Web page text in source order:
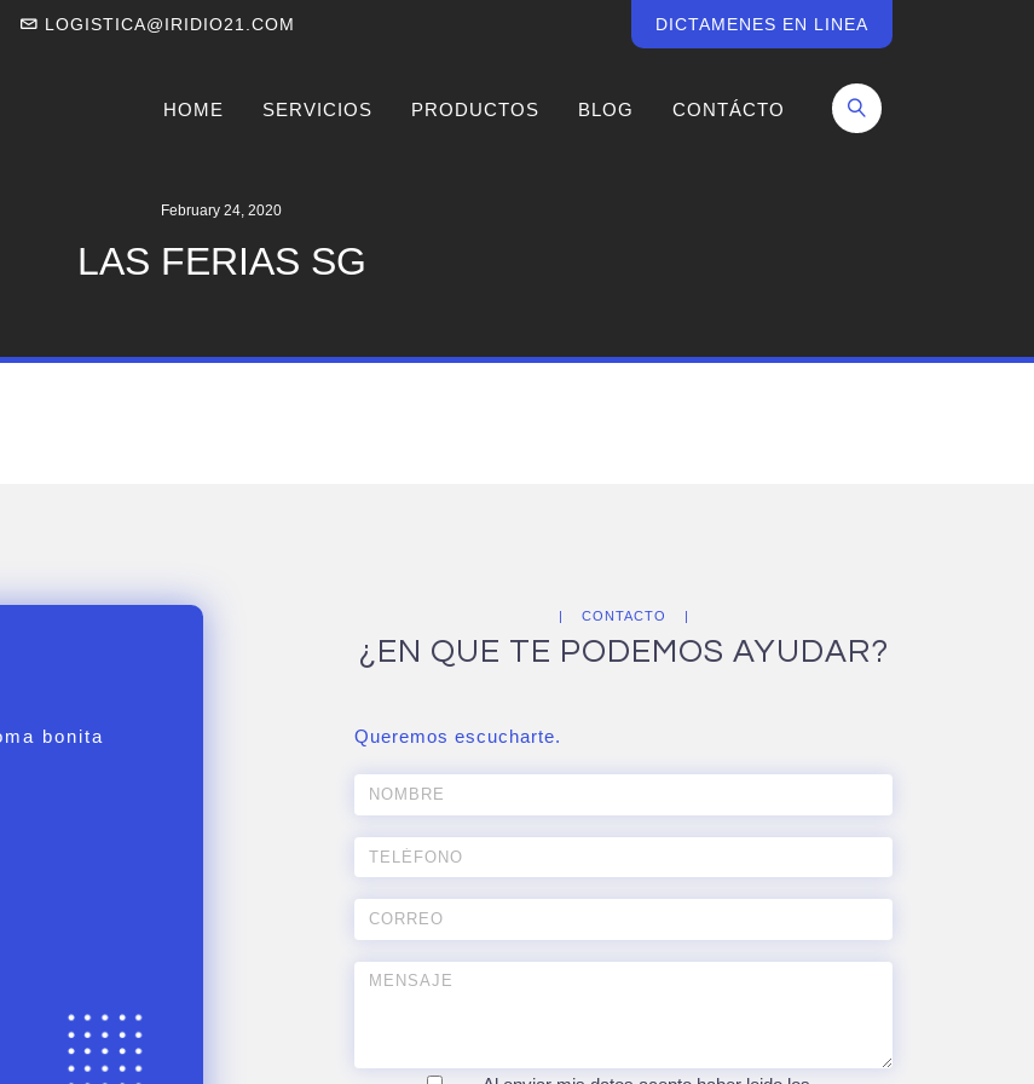
LOGISTICA@IRIDIO21.COM DICTAMENES EN LINEA
HOME SERVICIOS PRODUCTOS BLOG CONTÁCTO
February 24, 2020
LAS FERIAS SG
bonita
CONTACTO
¿EN QUE TE PODEMOS AYUDAR?
Queremos escucharte.